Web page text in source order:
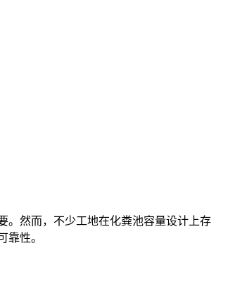
。然而，不少工地在化粪池容量设计上存
靠性。